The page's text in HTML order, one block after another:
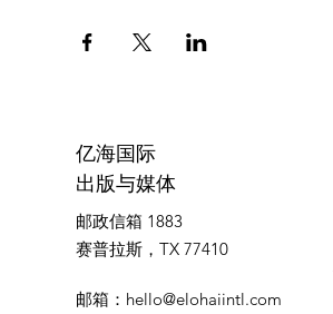
亿海国际
出版与媒体
邮政信箱 1883
赛普拉斯，TX 77410
邮箱 ： hello@elohaiintl.com